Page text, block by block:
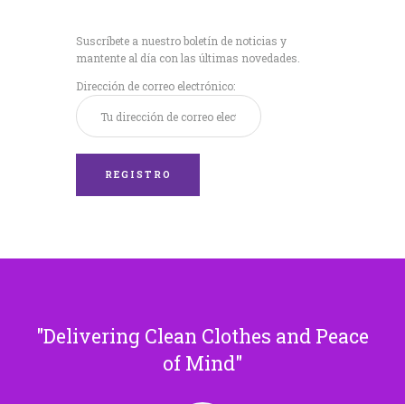
Suscríbete a nuestro boletín de noticias y
mantente al día con las últimas novedades.
Dirección de correo electrónico:
Delivering Clean Clothes and Peace
of Mind